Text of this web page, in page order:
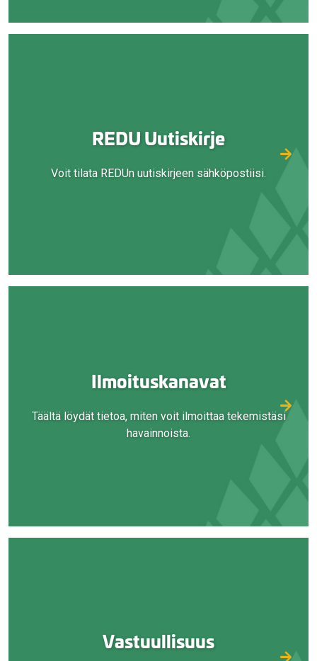
REDU Uutiskirje
Voit tilata REDUn uutiskirjeen sähköpostiisi.
Ilmoituskanavat
Täältä löydät tietoa, miten voit ilmoittaa tekemistäsi
havainnoista.
Vastuullisuus